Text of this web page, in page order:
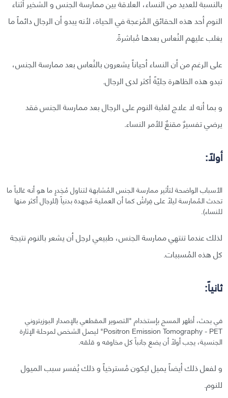
بالنسبة للعديد من النساء، العلاقة بين ممارسة الجنس و الشخير أثناء
النوم أحد هذه الحقائق المُزعجة في الحياة، لأنه يبدو أن الرجال دائماً ما
يغلب عليهم النُعاس بعدها مُباشرةً.
على الرغم من أن النساء أحياناً يشعرون بالنُعاس بعد ممارسة الجنس،
تبدو هذه الظاهرة جليّةً أكثر لدى الرجال.
و بما أنه لا علاج لغلبة النوم على الرجال بعد ممارسة الجنس فقد
يرضي تفسيرٌ مقنعٌ للأمر النساء.
أولاً:
الأسباب الواضحة لتأثير ممارسة الجنس المُشابهة لتناول مُخِدرٍ ما هو أنه غالباً ما
تحدث المُمارسة ليلاً على فِراشْ كما أن العملية مُجهدة بدنياً (للرجال أكثر منها
للنساء).
لذلك عندما تنتهي ممارسة الجنس، طبيعي لرجل أن يشعر بالنوم نتيجة
كل هذه المُسببات.
ثانياً:
في بحث، أظهر المسح بإستخدام "التصوير المقطعي بالإصدار البوزيتروني
Positron Emission Tomography - PET" ليصل الشخص لمرحلة الإثارة
الجنسية، يجب أولاً أن يضع جانباً كل مخاوفه و قلقه.
و لفعل ذلك أيضاً يميل ليكون مُسترخياً و ذلك يُفسر سبب الميول
للنوم.